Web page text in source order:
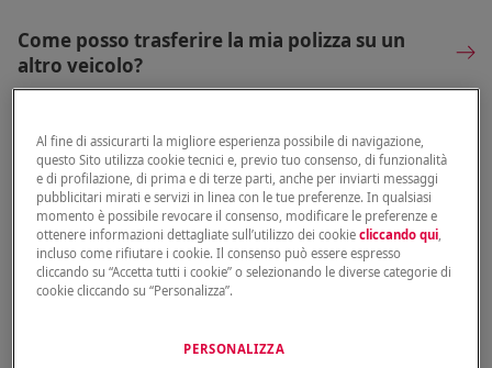
Come posso trasferire la mia polizza su un
altro veicolo?
mia Area Riservata?
Come posso recuperare o modificare online
un preventivo Genertel?
Ho fatto un preventivo per la mia
decorrenza prima di pagare. Come faccio?
Al fine di assicurarti la migliore esperienza possibile di navigazione,
questo Sito utilizza cookie tecnici e, previo tuo consenso, di funzionalità
e di profilazione, di prima e di terze parti, anche per inviarti messaggi
pubblicitari mirati e servizi in linea con le tue preferenze. In qualsiasi
momento è possibile revocare il consenso, modificare le preferenze e
ottenere informazioni dettagliate sull’utilizzo dei cookiecliccando qui
incluso come rifiutare i cookie. Il consenso può essere espresso
cliccando su “Accetta tutti i cookie” o selezionando le diverse categorie di
cookie cliccando su “Personalizza”.
PERSONALIZZA